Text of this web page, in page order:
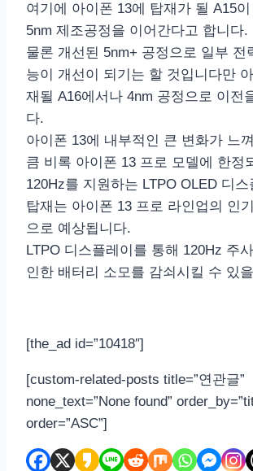
여기에 아이폰 13에 탑재가 될 A15
5nm 제조공정을 이어간다고 합니다.
물론 개선된 5nm+ 공정으로 일부 전
능이 개선이 되기는 할 것입니다만
재될 A16에서나 4nm 공정으로 이전
다.
아이폰 13에 내부적인 큰 변화가 느
큼 비록 아이폰 13 프로 모델에 한정
120Hz를 지원하는 LTPO OLED 디스
탑재는 아이폰 13 프로 라인업의 인
으로 예상됩니다.
LTPO 디스플레이를 통해 120Hz 주
인한 배터리 소모를 감쇠시킬 수 있
[the_ad id=”10418″]
[custom-related-posts title=”연관글”
none_text=”None found”
order=”ASC”]